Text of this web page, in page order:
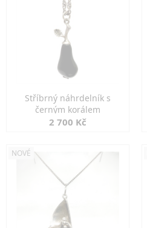
Stříbrný náhrdelník s
černým korálem
2 700 Kč
NOVÉ